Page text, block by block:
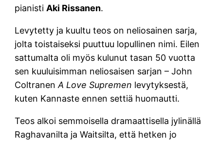
pianisti Aki Rissanen.
Levytetty ja kuultu teos on neliosainen sarja,
jolta toistaiseksi puuttuu lopullinen nimi. Eilen
sattumalta oli myös kulunut tasan 50 vuotta
sen kuuluisimman neliosaisen sarjan – John
ColtranenA Love Supremen levytyksestä,
kuten Kannaste ennen settiä huomautti.
Teos alkoi semmoisella dramaattisella jylinällä
Raghavanilta ja Waitsilta, että hetken jo